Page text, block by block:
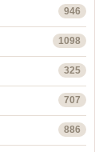
946
1098
325
707
886